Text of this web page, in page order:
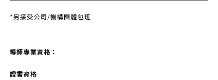
*另接受公司/機構團體包班
導師專業資格：
證書資格